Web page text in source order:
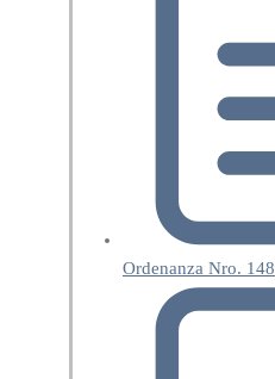
Ordenanza Nro. 148